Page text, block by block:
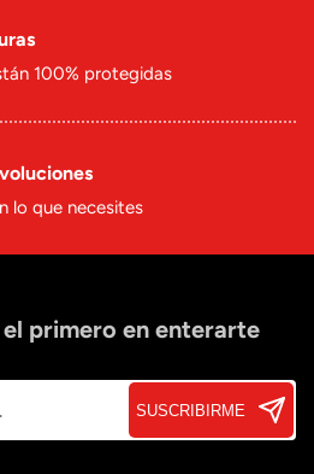
100% protegidas
lo que necesites
primero en enterarte
SUSCRIBIRME